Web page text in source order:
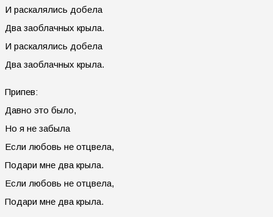
И раскалялись добела
Два заоблачных крыла.
И раскалялись добела
Два заоблачных крыла.
Припев:
Давно это было,
Но я не забыла
Если любовь не отцвела,
Подари мне два крыла.
Если любовь не отцвела,
Подари мне два крыла.